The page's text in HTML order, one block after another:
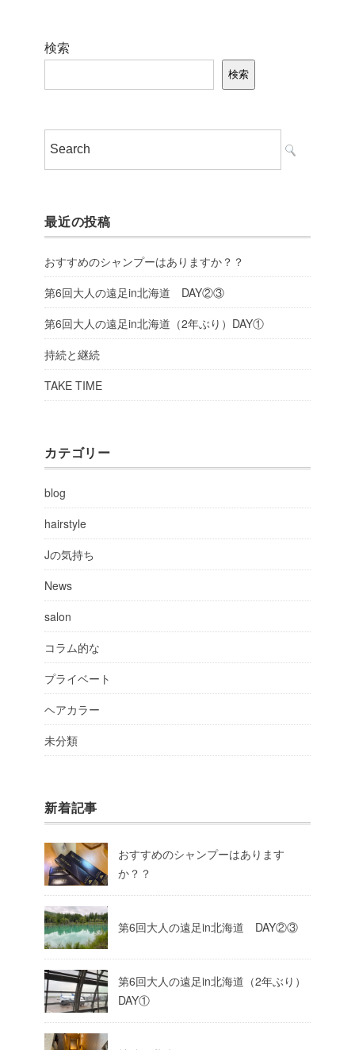
検索
検索
最近の投稿
おすすめのシャンプーはありますか？？
第6回大人の遠足in北海道 DAY②③
第6回大人の遠足in北海道（2年ぶり）DAY①
持続と継続
TAKE TIME
カテゴリー
blog
hairstyle
Jの気持ち
News
salon
コラム的な
プライベート
ヘアカラー
未分類
新着記事
おすすめのシャンプーはあります
か？？
第6回大人の遠足in北海道 DAY②③
第6回大人の遠足in北海道（2年ぶり）
DAY①